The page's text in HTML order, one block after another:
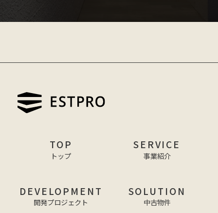
TOP
トップ
SERVICE
事業紹介
DEVELOPMENT
開発プロジェクト
SOLUTION
中古物件